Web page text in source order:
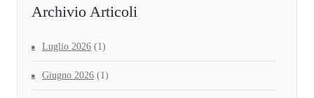
Archivio Articoli
Luglio 2026 (1)
Giugno 2026 (1)